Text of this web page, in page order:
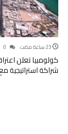
كولومبيا تعلن
شراكة استراتيجية